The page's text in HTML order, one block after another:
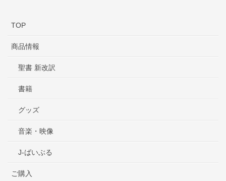
TOP
商品情報
聖書 新改訳
書籍
グッズ
音楽・映像
J-ばいぶる
ご購入